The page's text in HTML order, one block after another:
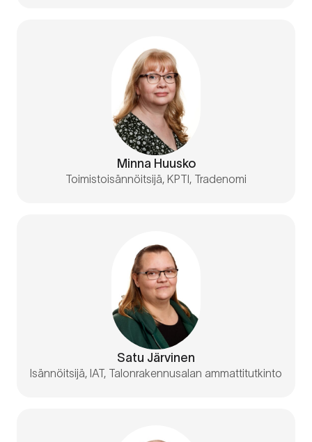
Minna Huusko
Toimistoisännöitsijä, KPTI, Tradenomi
Satu Järvinen
Isännöitsijä, IAT, Talonrakennusalan ammattitutkinto